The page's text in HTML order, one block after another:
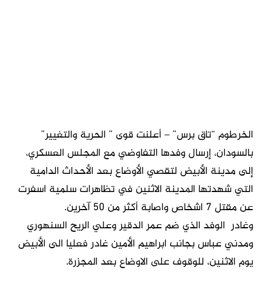
الخرطوم “تاق برس” – أعلنت قوى ” الحرية والتغيير”
بالسودان، إرسال وفدها التفاوضي مع المجلس العسكري،
إلى مدينة الأبيض لتقصي الأوضاع بعد الأحداث الدامية
التي شهدتها المدينة الاثنين في تظاهرات سلمية اسفرت
عن مقتل 7 اشخاص واصابة أكثر من 50 آخرين.
وغادر الوفد الذي ضم عمر الدقير وعلي الريح السنهوري
ومدني عباس بجانب ابراهيم الأمين غادر فعليا الى الأبيض
يوم الاثنين، للوقوف على الاوضاع بعد المجزرة.